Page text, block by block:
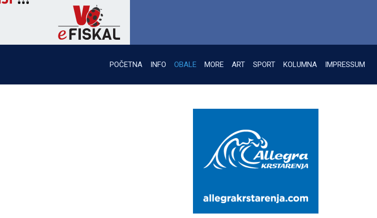
POČETNA INFO OBALE MORE ART SPORT KOLUMNA IMPRESSUM